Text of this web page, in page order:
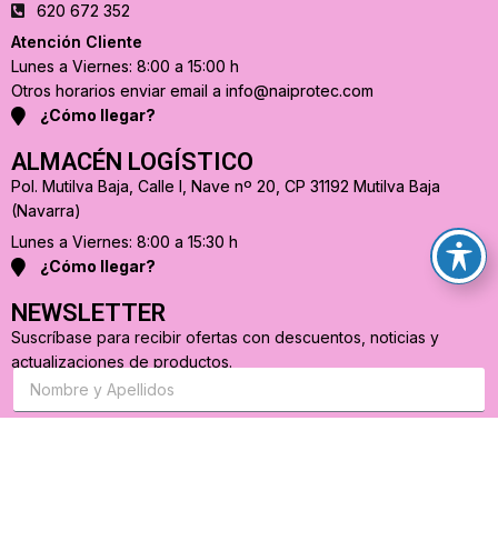
620 672 352
Atención Cliente
Lunes a Viernes: 8:00 a 15:00 h
Otros horarios enviar email a info@naiprotec.com
¿Cómo llegar?
ALMACÉN LOGÍSTICO
Pol. Mutilva Baja, Calle I, Nave nº 20, CP 31192 Mutilva Baja
(Navarra)
Lunes a Viernes: 8:00 a 15:30 h
¿Cómo llegar?
NEWSLETTER
Suscríbase para recibir ofertas con descuentos, noticias y
actualizaciones de productos.
S
s